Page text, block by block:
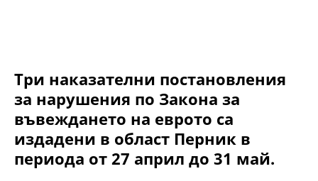
Три наказателни постановления
за нарушения по Закона за
въвеждането на еврото са
издадени в област Перник в
периода от 27 април до 31 май.